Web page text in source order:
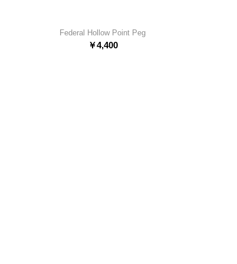
Federal Hollow Point Peg
￥4,400